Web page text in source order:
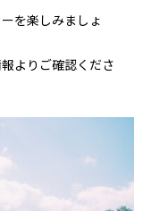
を楽しみましょ
よりご確認くださ